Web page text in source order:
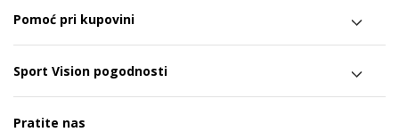
Pomoć pri kupovini
Sport Vision pogodnosti
Pratite nas